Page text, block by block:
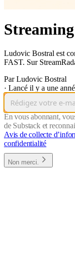
Ludovic Bostral est
FAST. Sur
Par Ludovic Bostral
· Lancé il y a une
En vous abonnant,
de Substack et
Avis de collecte
confidentialité
Non merci.